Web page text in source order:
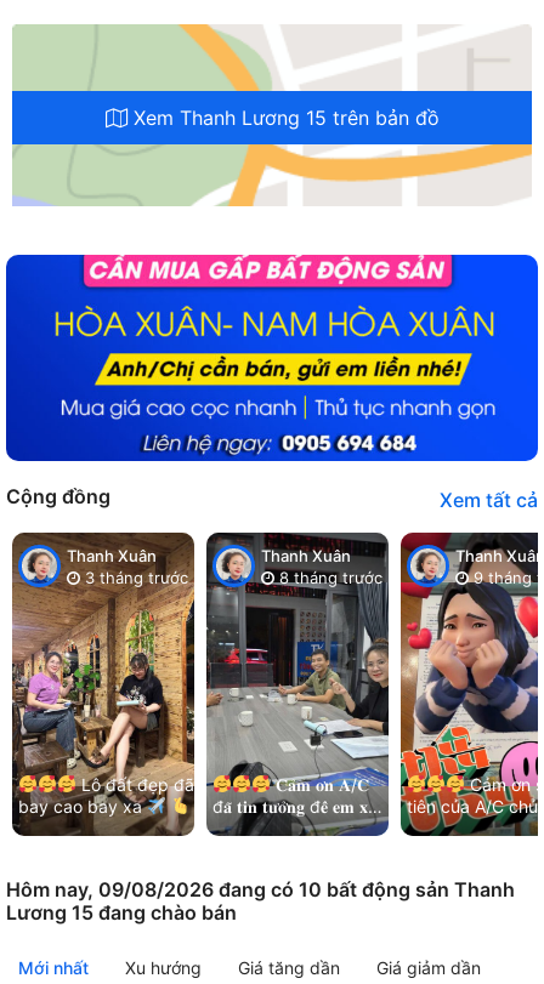
Xem Thanh Lương 15 trên bản đồ
Cộng đồng Xem tất cả
Thanh Xuân
3 tháng trước
Lô đất đẹp đã
bay cao bay xa
Cảm ơn chị chủ đất
Thanh Xuân
8 tháng trước
𝐂𝐚̉𝐦 𝐨̛𝐧 𝐀/𝐂
đ𝐚̃ 𝐭𝐢𝐧 𝐭𝐮̛𝐨̛̉𝐧𝐠 đ𝐞̂̉ 𝐞𝐦 𝐱𝐮̛̉
𝐥𝐲́ 𝐡𝐞̂́𝐭 𝐦𝐨̣𝐢 𝐯𝐢𝐞̣̂𝐜!
Thanh Xuân
9 tháng
Cảm ơn
tiên của A/C chủ
và kết nối nhẹ
Hôm nay, 09/08/2026 đang có 10 bất động sản Thanh
Lương 15 đang chào bán
Mới nhất Xu hướng Giá tăng dần Giá giảm dần